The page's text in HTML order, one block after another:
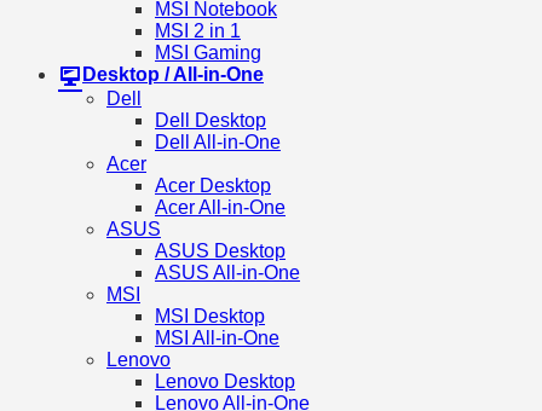
MSI Notebook
MSI 2 in 1
MSI Gaming
Desktop / All-in-One
Dell
Dell Desktop
Dell All-in-One
Acer
Acer Desktop
Acer All-in-One
ASUS
ASUS Desktop
ASUS All-in-One
MSI
MSI Desktop
MSI All-in-One
Lenovo
Lenovo Desktop
Lenovo All-in-One